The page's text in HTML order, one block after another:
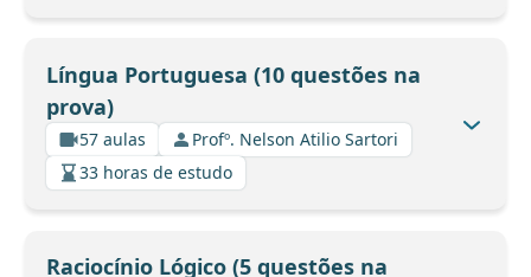
Língua Portuguesa (10 questões na
prova)
57 aulas
Profº. Nelson Atilio Sartori
33 horas de estudo
Raciocínio Lógico (5 questões na